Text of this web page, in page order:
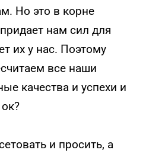
Но это в корне
нам сил для
их у нас. Поэтому
все наши
качества и успехи и
и просить, а